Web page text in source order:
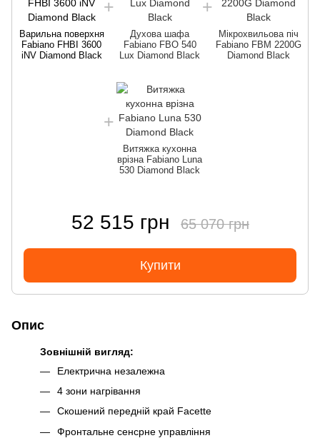
Варильна поверхня
Fabiano FHBI 3600
iNV Diamond Black
Духова шафа
Fabiano FBO 540
Lux Diamond Black
Мікрохвильова піч
Fabiano FBM 2200G
Diamond Black
Витяжка кухонна
врізна Fabiano Luna
530 Diamond Black
52 515 грн 65 070 грн
Купити
Опис
Зовнішній вигляд:
Електрична незалежна
4 зони нагрівання
Скошений передній край Facette
Фронтальне сенсрне управління